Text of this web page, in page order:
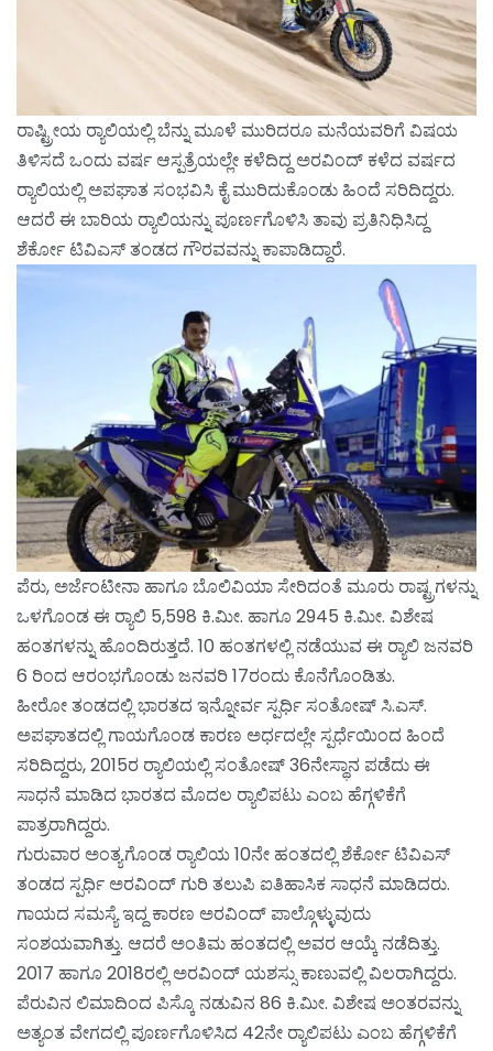
ರಾಷ್ಟ್ರೀಯ ರ‌್ಯಾಲಿಯಲ್ಲಿ ಬೆನ್ನು ಮೂಳೆ ಮುರಿದರೂ ಮನೆಯವರಿಗೆ ವಿಷಯ
ತಿಳಿಸದೆ ಒಂದು ವರ್ಷ ಆಸ್ಪತ್ರೆಯಲ್ಲೇ ಕಳೆದಿದ್ದ ಅರವಿಂದ್ ಕಳೆದ ವರ್ಷದ
ರ‌್ಯಾಲಿಯಲ್ಲಿ ಅಪಘಾತ ಸಂಭವಿಸಿ ಕೈ ಮುರಿದುಕೊಂಡು ಹಿಂದೆ ಸರಿದಿದ್ದರು.
ಆದರೆ ಈ ಬಾರಿಯ ರ‌್ಯಾಲಿಯನ್ನು ಪೂರ್ಣಗೊಳಿಸಿ ತಾವು ಪ್ರತಿನಿಧಿಸಿದ್ದ
ಶೆರ್ಕೋ ಟಿವಿಎಸ್ ತಂಡದ ಗೌರವವನ್ನು ಕಾಪಾಡಿದ್ದಾರೆ.
ಪೆರು, ಅರ್ಜೆಂಟೀನಾ ಹಾಗೂ ಬೊಲಿವಿಯಾ ಸೇರಿದಂತೆ ಮೂರು ರಾಷ್ಟ್ರಗಳನ್ನು
ಒಳಗೊಂಡ ಈ ರ‌್ಯಾಲಿ 5,598 ಕಿ.ಮೀ. ಹಾಗೂ 2945 ಕಿ.ಮೀ. ವಿಶೇಷ
ಹಂತಗಳನ್ನು ಹೊಂದಿರುತ್ತದೆ. 10 ಹಂತಗಳಲ್ಲಿ ನಡೆಯುವ ಈ ರ‌್ಯಾಲಿ ಜನವರಿ
6 ರಿಂದ ಆರಂಭಗೊಂಡು ಜನವರಿ 17ರಂದು ಕೊನೆಗೊಂಡಿತು.
ಹೀರೋ ತಂಡದಲ್ಲಿ ಭಾರತದ ಇನ್ನೋರ್ವ ಸ್ಪರ್ಧಿ ಸಂತೋಷ್ ಸಿ.ಎಸ್.
ಅಪಘಾತದಲ್ಲಿ ಗಾಯಗೊಂಡ ಕಾರಣ ಅರ್ಧದಲ್ಲೇ ಸ್ಪರ್ಧೆಯಿಂದ ಹಿಂದೆ
ಸರಿದಿದ್ದರು, 2015ರ ರ‌್ಯಾಲಿಯಲ್ಲಿ ಸಂತೋಷ್ 36ನೇಸ್ಥಾನ ಪಡೆದು ಈ
ಸಾಧನೆ ಮಾಡಿದ ಭಾರತದ ಮೊದಲ ರ‌್ಯಾಲಿಪಟು ಎಂಬ ಹೆಗ್ಗಳಿಕೆಗೆ
ಪಾತ್ರರಾಗಿದ್ದರು.
ಗುರುವಾರ ಅಂತ್ಯಗೊಂಡ ರ‌್ಯಾಲಿಯ 10ನೇ ಹಂತದಲ್ಲಿ ಶೆರ್ಕೋ ಟಿವಿಎಸ್
ತಂಡದ ಸ್ಪರ್ಧಿ ಅರವಿಂದ್ ಗುರಿ ತಲುಪಿ ಐತಿಹಾಸಿಕ ಸಾಧನೆ ಮಾಡಿದರು.
ಗಾಯದ ಸಮಸ್ಯೆ ಇದ್ದ ಕಾರಣ ಅರವಿಂದ್ ಪಾಲ್ಗೊಳ್ಳುವುದು
ಸಂಶಯವಾಗಿತ್ತು. ಆದರೆ ಅಂತಿಮ ಹಂತದಲ್ಲಿ ಅವರ ಆಯ್ಕೆ ನಡೆದಿತ್ತು.
2017 ಹಾಗೂ 2018ರಲ್ಲಿ ಅರವಿಂದ್ ಯಶಸ್ಸು ಕಾಣುವಲ್ಲಿ ವಿಲರಾಗಿದ್ದರು.
ಪೆರುವಿನ ಲಿಮಾದಿಂದ ಪಿಸ್ಕೊ ನಡುವಿನ 86 ಕಿ.ಮೀ. ವಿಶೇಷ ಅಂತರವನ್ನು
ಅತ್ಯಂತ ವೇಗದಲ್ಲಿ ಪೂರ್ಣಗೊಳಿಸಿದ 42ನೇ ರ‌್ಯಾಲಿಪಟು ಎಂಬ ಹೆಗ್ಗಳಿಕೆಗೆ